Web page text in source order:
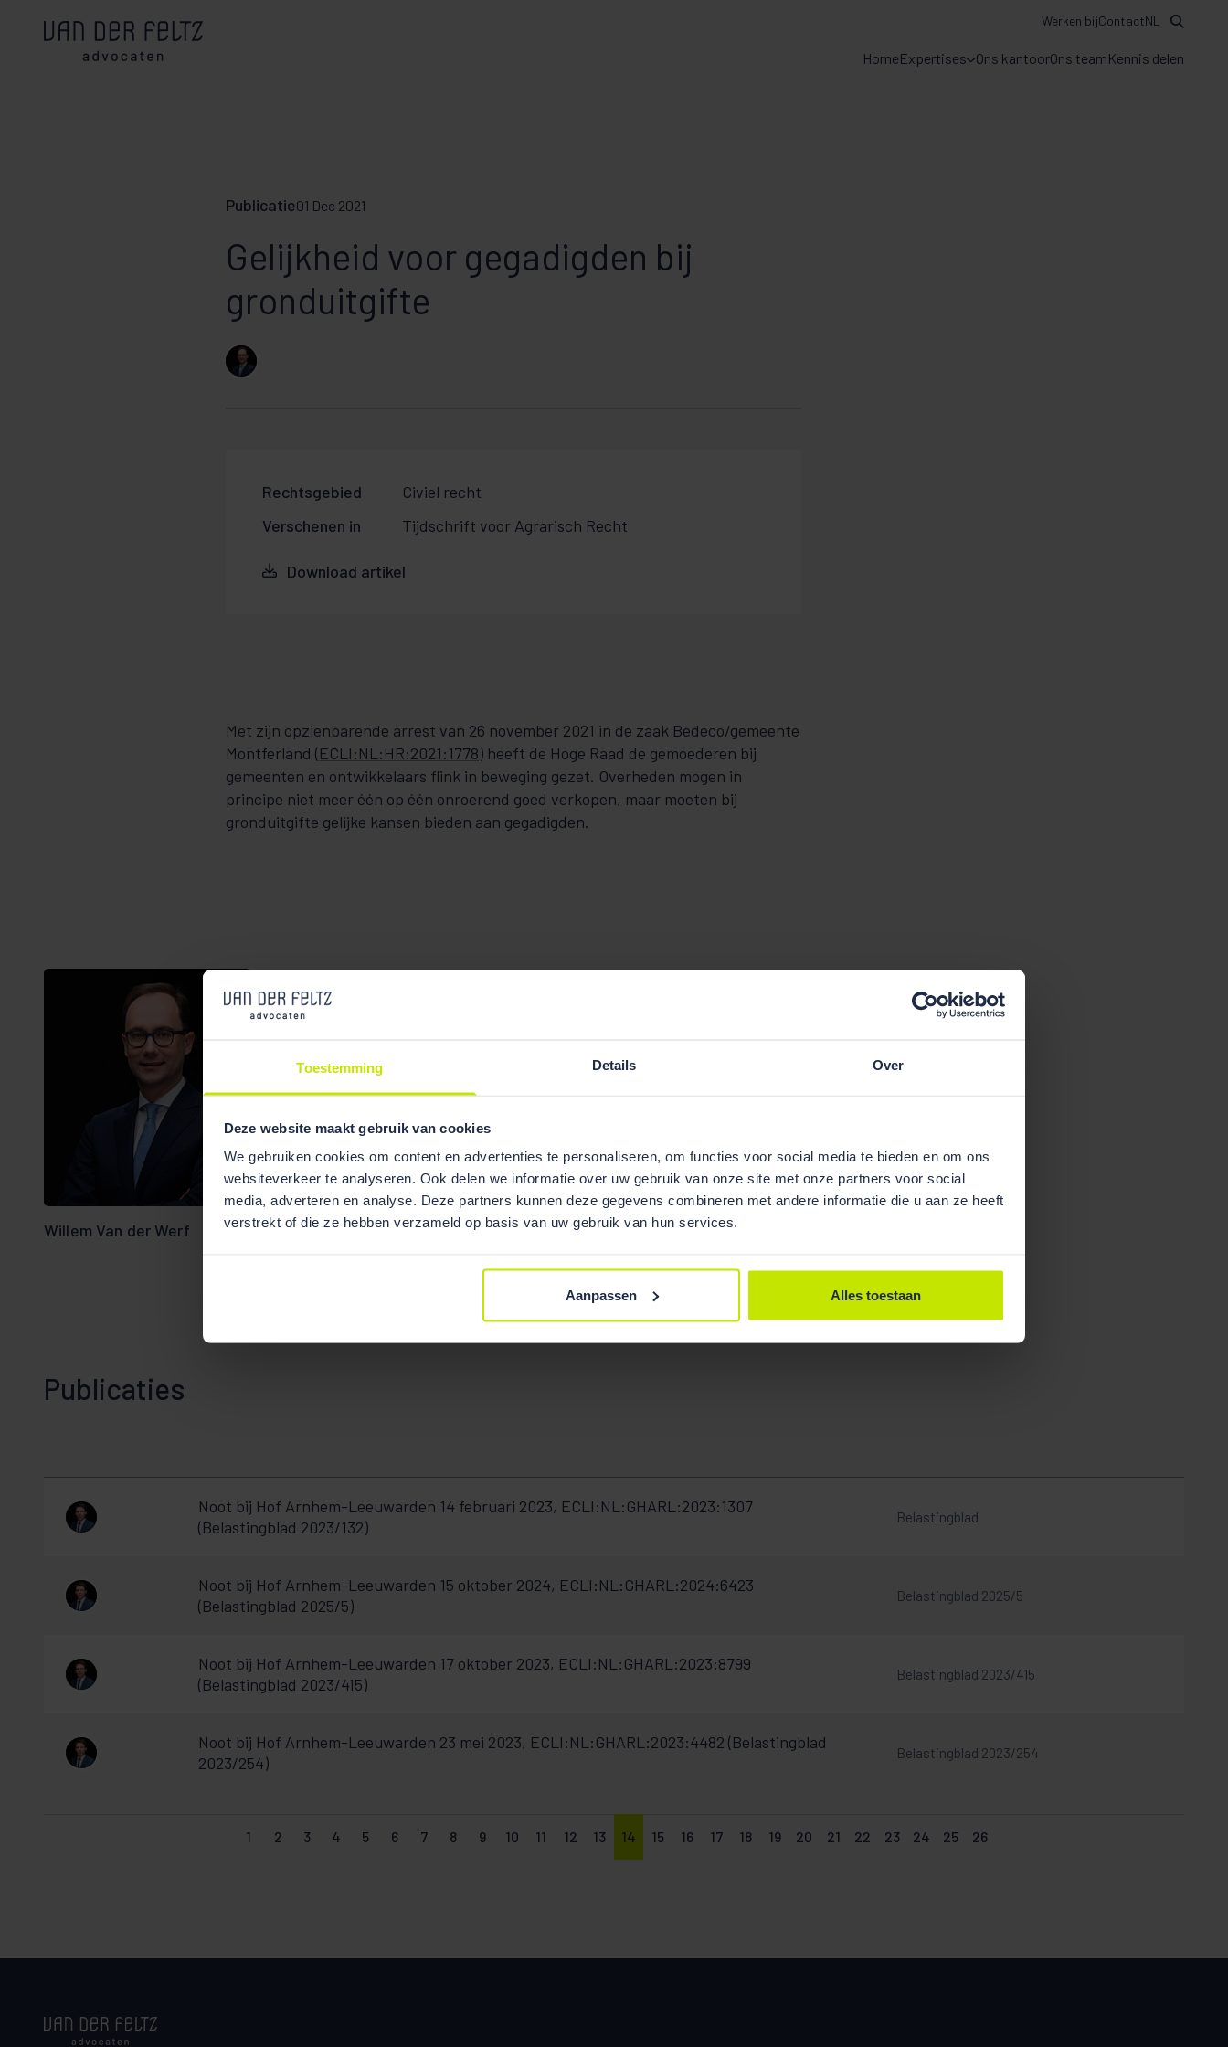
Toestemming Details Over
Deze website maakt gebruik van cookies
We gebruiken cookies om content en advertenties te personaliseren, om functies voor social media te bieden en om ons
websiteverkeer te analyseren. Ook delen we informatie over uw gebruik van onze site met onze partners voor social
media, adverteren en analyse. Deze partners kunnen deze gegevens combineren met andere informatie die u aan ze heeft
verstrekt of die ze hebben verzameld op basis van uw gebruik van hun services.
Aanpassen Alles toestaan
HomeExpertises Ons kantoorOns teamKennis delen
Werken bijContactNL
Publicatie01 Dec 2021
Gelijkheid voor gegadigden bij
gronduitgifte
Rechtsgebied
Civiel recht
Verschenen in
Tijdschrift voor Agrarisch Recht
Download artikel
Met zijn opzienbarende arrest van 26 november 2021 in de zaak Bedeco/gemeente
Montferland (ECLI:NL:HR:2021:1778) heeft de Hoge Raad de gemoederen bij
gemeenten en ontwikkelaars flink in beweging gezet. Overheden mogen in
principe niet meer één op één onroerend goed verkopen, maar moeten bij
gronduitgifte gelijke kansen bieden aan gegadigden.
Willem Van der Werf
Bekijk team
overzicht
Publicaties
Noot bij Hof Arnhem-Leeuwarden 14 februari 2023, ECLI:NL:GHARL:2023:1307
(Belastingblad 2023/132)
Belastingblad
Noot bij Hof Arnhem-Leeuwarden 15 oktober 2024, ECLI:NL:GHARL:2024:6423
(Belastingblad 2025/5)
Belastingblad 2025/5
Noot bij Hof Arnhem-Leeuwarden 17 oktober 2023, ECLI:NL:GHARL:2023:8799
(Belastingblad 2023/415)
Belastingblad 2023/415
Noot bij Hof Arnhem-Leeuwarden 23 mei 2023, ECLI:NL:GHARL:2023:4482 (Belastingblad
2023/254)
Belastingblad 2023/254
1 2 3 4 5 6 7 8 9 10 11 12 13 14 15 16 17 18 19 20 21 22 23 24 25 26